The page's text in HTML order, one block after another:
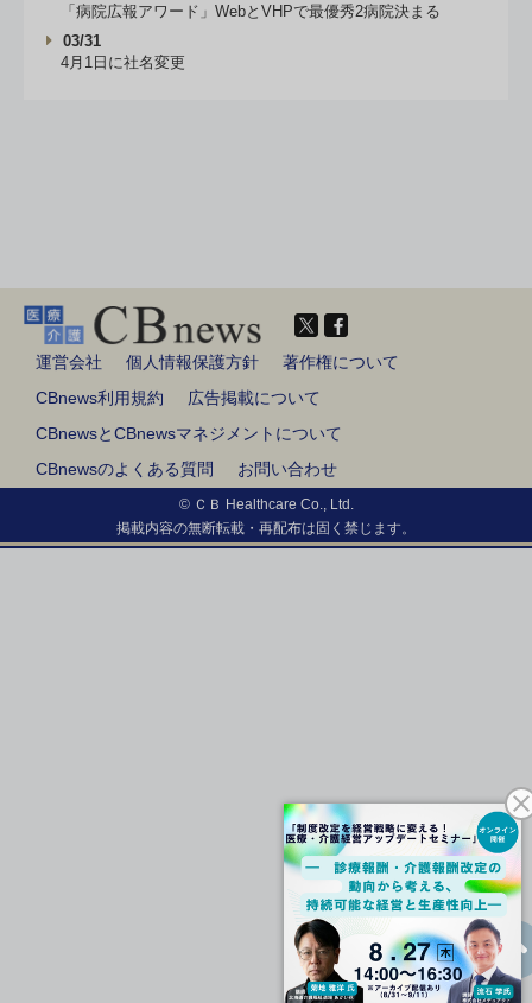
「病院広報アワード」WebとVHPで最優秀2病院決まる
03/31
4月1日に社名変更
運営会社 個人情報保護方針
著作権について
CBnews利用規約
広告掲載について
CBnewsとCBnewsマネジメントについて
CBnewsのよくある質問
お問い合わせ
© ＣＢ Healthcare Co., Ltd.
掲載内容の無断転載・再配布は固く禁じます。